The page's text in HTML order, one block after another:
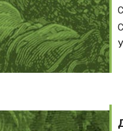
Духовные
практики